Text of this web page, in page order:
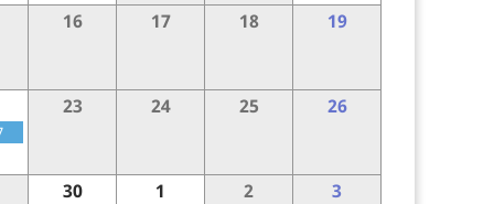
16 17 18 19
23 24 25 26
30 1 2 3